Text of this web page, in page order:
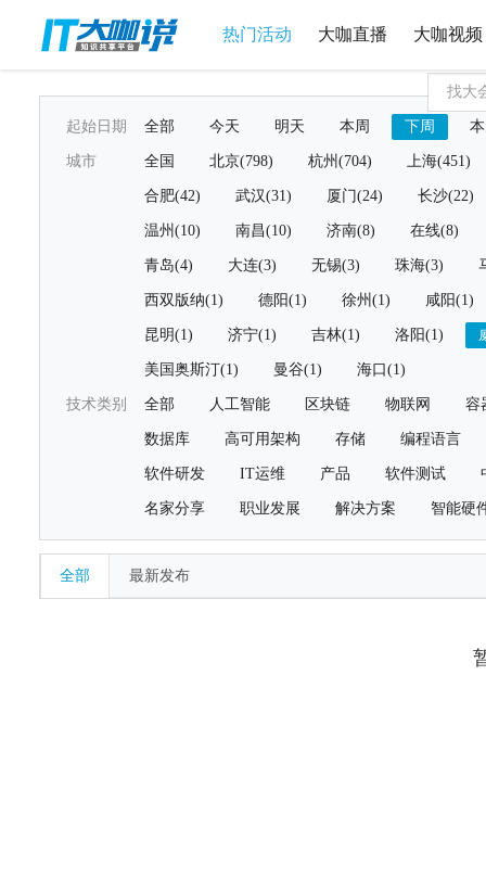
热门活动 大咖直播 大咖视频
起始日期 全部 今天 明天 本周 下周
城市 全国 北京(798) 杭州(704) 上海(451)
合肥(42) 武汉(31) 厦门(24) 长沙(22)
温州(10) 南昌(10) 济南(8) 在线(8)
青岛(4) 大连(3) 无锡(3) 珠海(3)
西双版纳(1) 德阳(1) 徐州(1) 咸阳(1)
昆明(1) 济宁(1) 吉林(1) 洛阳(1)
美国奥斯汀(1) 曼谷(1) 海口(1)
技术类别 全部 人工智能 区块链 物联网 容
数据库 高可用架构 存储 编程语言
软件研发 IT运维 产品 软件测试
名家分享 职业发展 解决方案 智能硬
全部 最新发布